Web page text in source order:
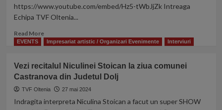
https://www.youtube.com/embed/Hz5-tWbJjZk Intreaga
Echipa TVF Oltenia...
Read MoreRead
more
mulţi
ani,
Viorel
Radoi!
Îndrăgitul
EVENTS Impresariat artistic / Organizari Evenimente Interviuri
Vezi recitalul Niculinei Stoican la ziua comunei
Castranova din Judetul Dolj
TVF Oltenia 27 mai 2024
Indragita interpreta Niculina Stoican a facut un super SHOW